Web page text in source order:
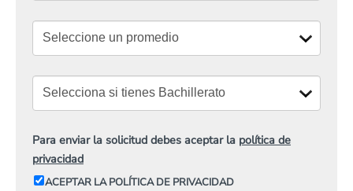
Para enviar la solicitud debes aceptar la política de
privacidad
ACEPTAR LA POLÍTICA DE PRIVACIDAD